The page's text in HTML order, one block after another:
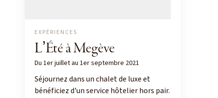
EXPÉRIENCES
LʼÉté à Megève
Du 1er juillet au 1er septembre 2021
Séjournez dans un chalet de luxe et
bénéficiez d'un service hôtelier hors pair.